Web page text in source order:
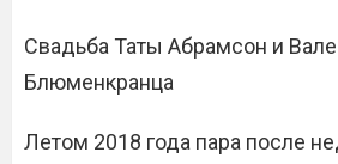
Свадьба Таты Абрамсон​ и
Блюменкранца
Летом 2018 года пара после